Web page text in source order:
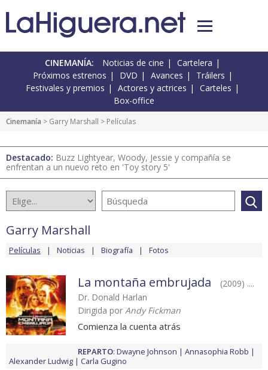
CINEMANÍA: Noticias de cine
Cartelera
Próximos estrenos
DVD Avances
Tráilers
Festivales y premios
Actores y actrices
Carteles
Box-office
Cinemanía > Garry Marshall > Películas
Destacado: Buzz Lightyear, Woody, Jessie y compañía se
enfrentan a un nuevo reto en 'Toy story 5'
Garry Marshall
Películas Noticias Biografía Fotos
La montaña embrujada
(2009) ....
Dr. Donald Harlan
Dirigida por Andy Fickman
Comienza la cuenta atrás
REPARTO: Dwayne Johnson
Annasophia Robb
Alexander Ludwig
Carla Gugino